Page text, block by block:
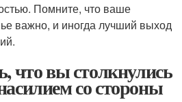
Помните, что ваше
важно, и иногда лучший выход
что вы столкнулись
со стороны